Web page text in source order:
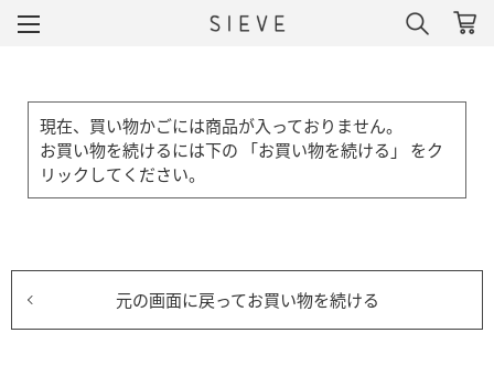
現在、買い物かごには商品が入っておりません。
お買い物を続けるには下の 「お買い物を続ける」 をク
リックしてください。
元の画面に戻ってお買い物を続ける